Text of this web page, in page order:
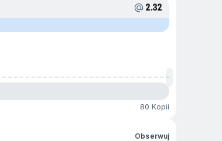
2.32
80 Kopii
Obserwuj